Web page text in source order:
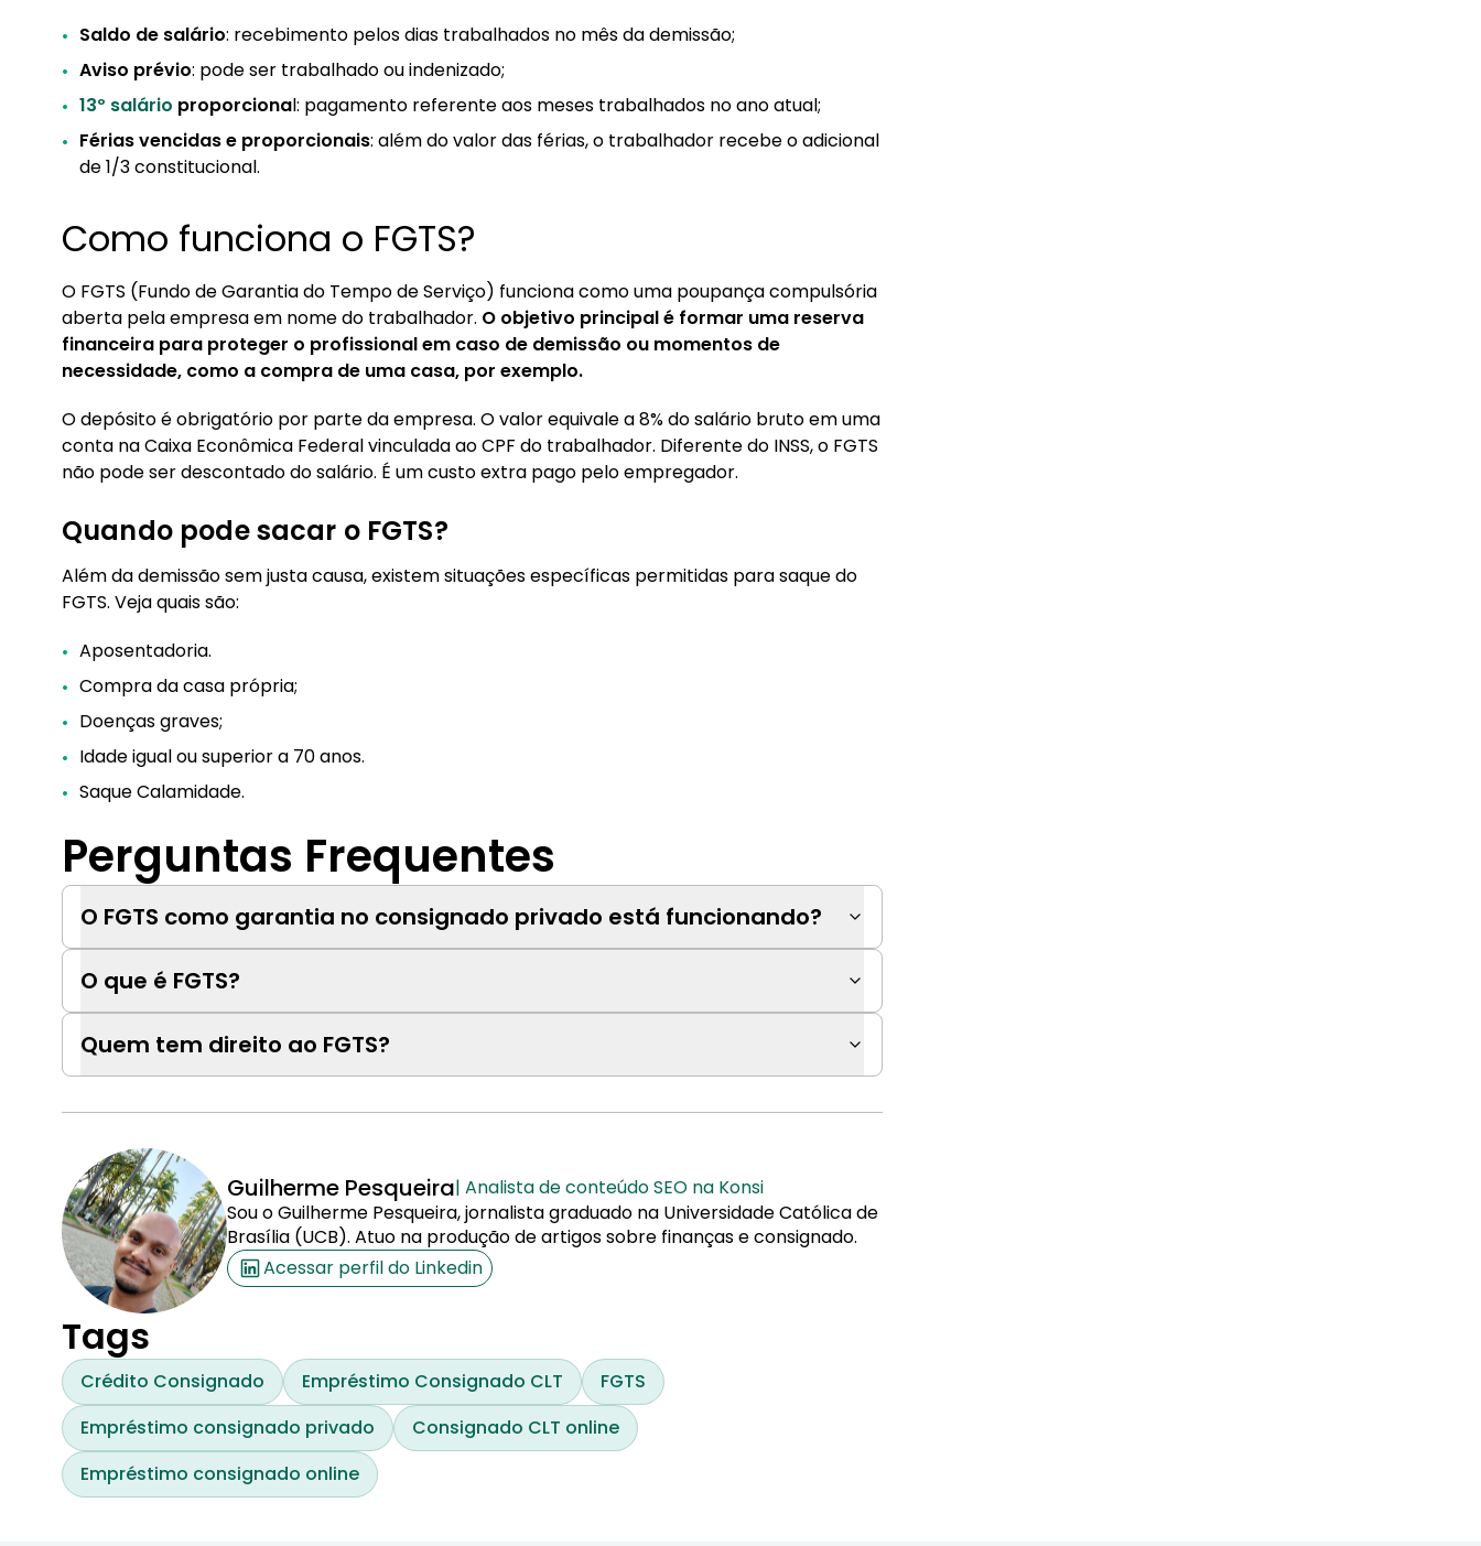
Saldo de salário: recebimento pelos dias trabalhados no mês da demissão;
Aviso prévio: pode ser trabalhado ou indenizado;
13º salário proporcional: pagamento referente aos meses trabalhados no ano atual;
Férias vencidas e proporcionais: além do valor das férias, o trabalhador recebe o adicional
de 1/3 constitucional.
Como funciona o FGTS?
O FGTS (Fundo de Garantia do Tempo de Serviço) funciona como uma poupança compulsória
aberta pela empresa em nome do trabalhador. O objetivo principal é formar uma reserva
financeira para proteger o profissional em caso de demissão ou momentos de
necessidade, como a compra de uma casa, por exemplo.
O depósito é obrigatório por parte da empresa. O valor equivale a 8% do salário bruto em uma
conta na Caixa Econômica Federal vinculada ao CPF do trabalhador. Diferente do INSS, o FGTS
não pode ser descontado do salário. É um custo extra pago pelo empregador.
Quando pode sacar o FGTS?
Além da demissão sem justa causa, existem situações específicas permitidas para saque do
FGTS. Veja quais são:
Aposentadoria.
Compra da casa própria;
Doenças graves;
Idade igual ou superior a 70 anos.
Saque Calamidade.
Perguntas Frequentes
O FGTS como garantia no consignado privado está funcionando?
O que é FGTS?
Quem tem direito ao FGTS?
Guilherme Pesqueira| Analista de conteúdo SEO na Konsi
Sou o Guilherme Pesqueira, jornalista graduado na Universidade Católica de
Brasília (UCB). Atuo na produção de artigos sobre finanças e consignado.
Acessar perfil do Linkedin
Tags
Crédito Consignado Empréstimo Consignado CLT
FGTS
Empréstimo consignado privado
Consignado CLT online
Empréstimo consignado online